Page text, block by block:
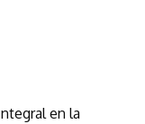
en la